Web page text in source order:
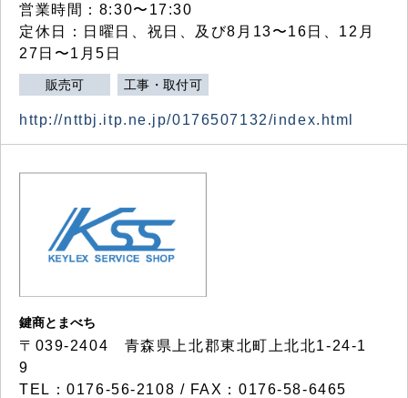
営業時間：8:30〜17:30
定休日：日曜日、祝日、及び8月13〜16日、12月
27日〜1月5日
販売可 工事・取付可
http://nttbj.itp.ne.jp/0176507132/index.html
鍵商とまべち
〒039-2404 青森県上北郡東北町上北北1-24-1
9
TEL：0176-56-2108 / FAX：0176-58-6465